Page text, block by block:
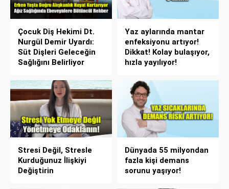
Çocuk Diş Hekimi Dt.
Nurgül Demir Uyardı:
Süt Dişleri Geleceğin
Sağlığını Belirliyor
Yaz aylarında mantar
enfeksiyonu artıyor!
Dikkat! Kolay bulaşıyor,
hızla yayılıyor!
Stresi Değil, Stresle
Kurduğunuz İlişkiyi
Değiştirin
Dünyada 55 milyondan
fazla kişi demans
sorunu yaşıyor!